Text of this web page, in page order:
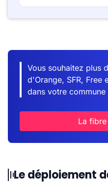
Vous souhaitez plus
d'Orange, SFR, Free
dans votre commune
La
Le déploiement